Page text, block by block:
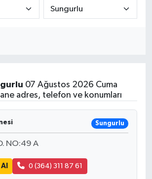
07 Ağustos 2026 Cuma
adres, telefon ve konumları
Sungurlu
NO:49 A
0 (364) 311 87 61